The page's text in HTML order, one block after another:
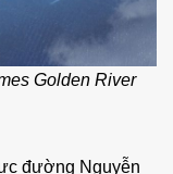
Golden River
đường Nguyễn